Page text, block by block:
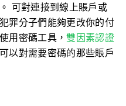
可對連接到線上賬戶或
罪分子們能夠更改你的付
用密碼工具，雙因素認證
以對需要密碼的那些賬戶